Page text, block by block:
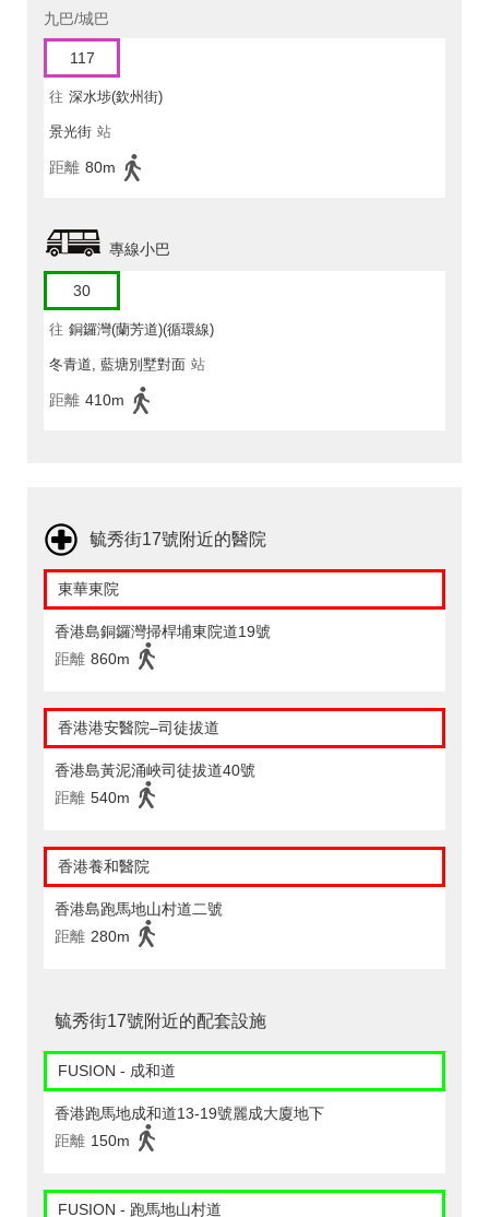
九巴/城巴
117
往 深水埗(欽州街)
景光街 站
距離 80m
專線小巴
30
往 銅鑼灣(蘭芳道)(循環線)
冬青道, 藍塘別墅對面 站
距離 410m
毓秀街17號附近的醫院
東華東院
香港島銅鑼灣掃桿埔東院道19號
距離 860m
香港港安醫院–司徒拔道
香港島黃泥涌峽司徒拔道40號
距離 540m
香港養和醫院
香港島跑馬地山村道二號
距離 280m
毓秀街17號附近的配套設施
FUSION - 成和道
香港跑馬地成和道13-19號麗成大廈地下
距離 150m
FUSION - 跑馬地山村道